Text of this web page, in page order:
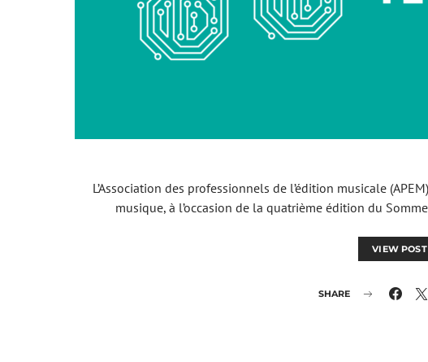
L’Association des professionnels de l’édition musicale
musique, à l’occasion de la quatrième édition du
VIEW POST
SHARE